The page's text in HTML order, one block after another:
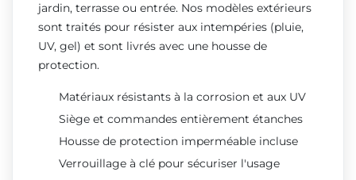
jardin, terrasse ou entrée. Nos modèles extérieurs
sont traités pour résister aux intempéries (pluie,
UV, gel) et sont livrés avec une housse de
protection.
Matériaux résistants à la corrosion et aux UV
Siège et commandes entièrement étanches
Housse de protection imperméable incluse
Verrouillage à clé pour sécuriser l'usage